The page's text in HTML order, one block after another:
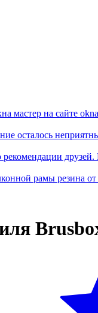
мастер на сайте
осталось
рамы резина